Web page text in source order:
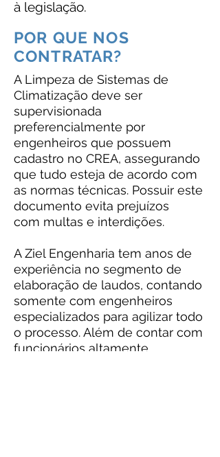
à legislação.
POR QUE NOS
CONTRATAR?
A Limpeza de Sistemas de
Climatização deve ser
supervisionada
preferencialmente por
engenheiros que possuem
cadastro no CREA, assegurando
que tudo esteja de acordo com
as normas técnicas. Possuir este
documento evita prejuízos
com multas e interdições.
A Ziel Engenharia tem anos de
experiência no segmento de
elaboração de laudos, contando
somente com engenheiros
especializados para agilizar todo
o processo. Além de contar com
funcionários altamente